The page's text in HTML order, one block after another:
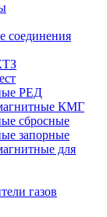
соединения
РЕД
КМГ
сбросные
запорные
для
газов